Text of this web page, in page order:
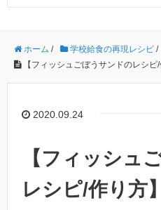
ホーム / 学校給食の再現レシピ /
【フィッシュごぼうサンドのレシピ/
2020.09.24
【フィッシュ
レシピ/作り方】